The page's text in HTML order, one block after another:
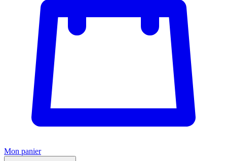
Mon panier